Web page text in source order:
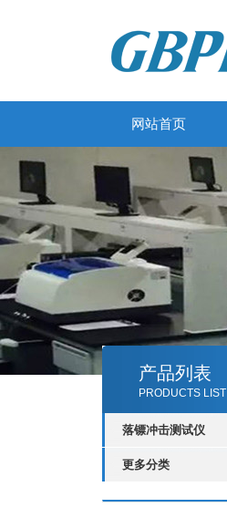
网站首页
产品列表
PRODUCTS LIST
落镖冲击测试仪
更多分类